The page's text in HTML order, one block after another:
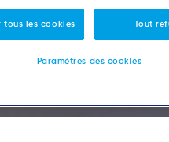
tous les cookies Tout
Paramètres des cookies